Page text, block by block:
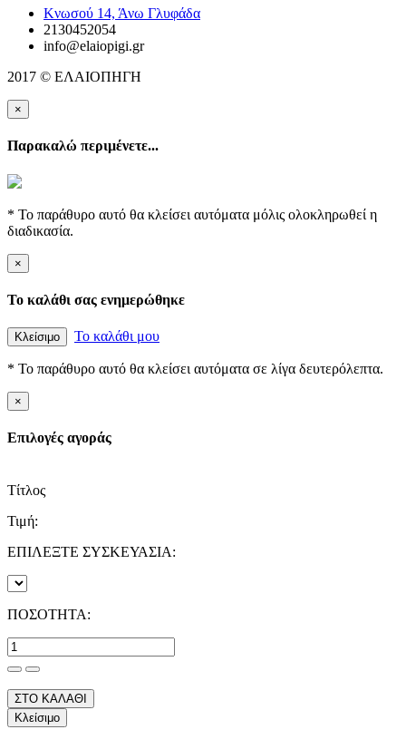
Κνωσού 14, Άνω Γλυφάδα
2130452054
info@elaiopigi.gr
2017 © ΕΛΑΙΟΠΗΓΗ
×
Παρακαλώ περιμένετε...
* Το παράθυρο αυτό θα κλείσει αυτόματα μόλις ολοκληρωθεί η
διαδικασία.
×
Το καλάθι σας ενημερώθηκε
Κλείσιμο Το καλάθι μου
* Το παράθυρο αυτό θα κλείσει αυτόματα σε λίγα δευτερόλεπτα.
×
Επιλογές αγοράς
Τίτλος
Τιμή:
ΕΠΙΛΕΞΤΕ ΣΥΣΚΕΥΑΣΙΑ:
ΠΟΣΟΤΗΤΑ:
ΣΤΟ ΚΑΛΑΘΙ
Κλείσιμο